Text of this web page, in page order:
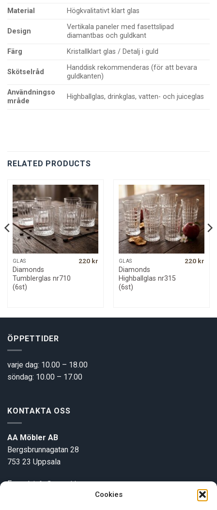
Cookies
Material
Högkvalitativt klart glas
Design
Vertikala paneler med fasettslipad
diamantbas och guldkant
Färg
Kristallklart glas / Detalj i guld
Skötselråd
Handdisk rekommenderas (för att bevara
guldkanten)
Användningso
mråde
Highballglas, drinkglas, vatten- och juiceglas
RELATED PRODUCTS
GLAS
Diamonds
Tumblerglas nr710
(6st)
220 kr GLAS
Diamonds
Highballglas nr315
(6st)
220 kr
ÖPPETTIDER
varje dag: 10.00 – 18.00
söndag: 10.00 – 17.00
KONTAKTA OSS
AA Möbler AB
Bergsbrunnagatan 28
753 23 Uppsala
E-post:info@aamobler.se